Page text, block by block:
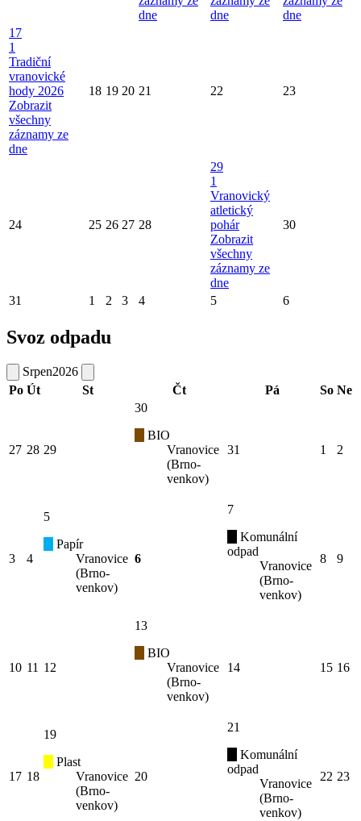
dne
dne
dne
17
1
Tradiční
vranovické
hody 2026
Zobrazit
všechny
záznamy ze
dne
18 19 20 21 22 23
24 25 26 27 28
29
1
Vranovický
atletický
pohár
Zobrazit
všechny
záznamy ze
dne
30
31 1 2 3 4 5 6
Svoz odpadu
Srpen2026
Po Út St Čt Pá So Ne
27 28 29
30
BIO
Vranovice
(Brno-
venkov)
31 1 2
3 4
5
Papír
Vranovice
(Brno-
venkov)
6
7
Komunální
odpad
Vranovice
(Brno-
venkov)
8 9
10 11 12
13
BIO
Vranovice
(Brno-
venkov)
14 15 16
17 18
19
Plast
Vranovice
(Brno-
venkov)
20
21
Komunální
odpad
Vranovice
(Brno-
venkov)
22 23